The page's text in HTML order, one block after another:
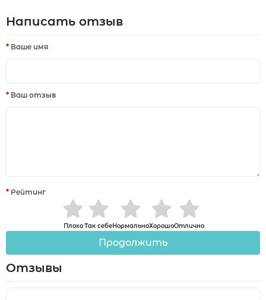
Написать отзыв
Ваше имя
Ваш отзыв
Рейтинг
ПлохоТак себеНормальноХорошоОтлично
Продолжить
Отзывы